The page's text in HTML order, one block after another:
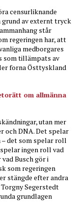
censurliknande
av externt tryck
står
regeringen har, att
medborgares
som tillämpats av
forna Östtyskland
om allmänna
utan mer
och DNA. Det spelar
– det som spelar roll
ingen roll vad
Busch gör i
som regeringen
stängde efter andra
Segerstedt
grundlagen